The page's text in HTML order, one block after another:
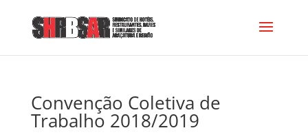
Convenção Coletiva de
Trabalho 2018/2019